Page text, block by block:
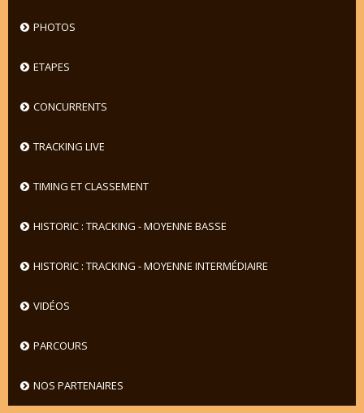
PHOTOS
ETAPES
CONCURRENTS
TRACKING LIVE
TIMING ET CLASSEMENT
HISTORIC : TRACKING - MOYENNE BASSE
HISTORIC : TRACKING - MOYENNE INTERMÉDIAIRE
VIDÉOS
PARCOURS
NOS PARTENAIRES